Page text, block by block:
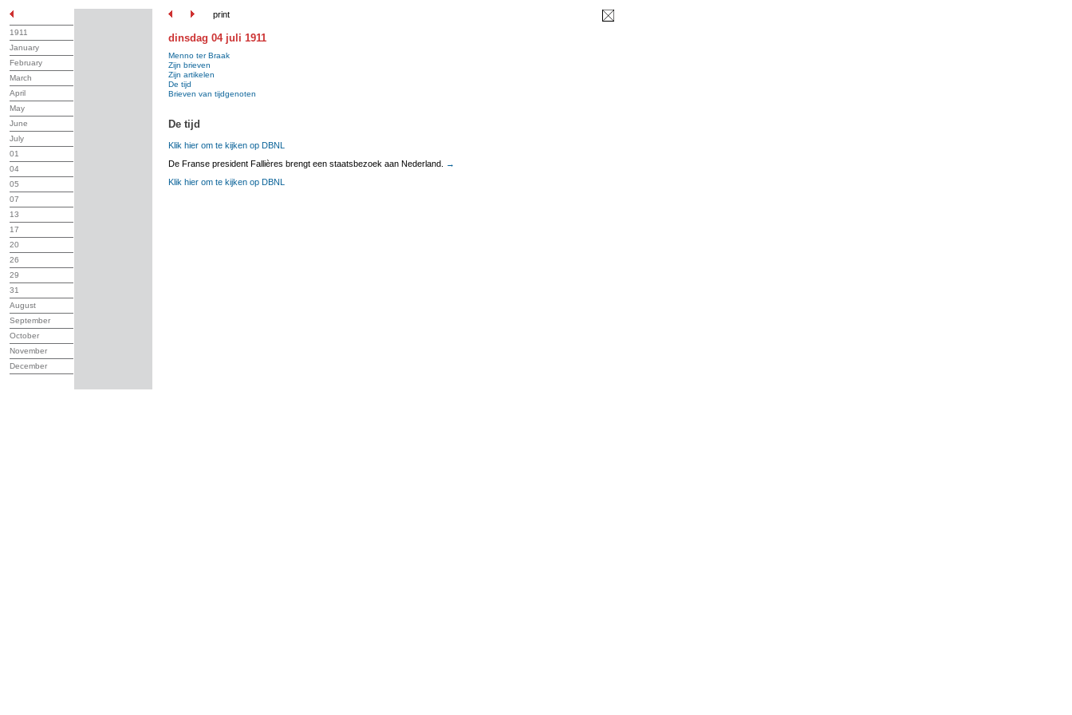
print
1911
January
February
March
April
May
June
July
01
04
05
07
13
17
20
26
29
31
August
September
October
November
December
dinsdag 04 juli 1911
Menno ter Braak
Zijn brieven
Zijn artikelen
De tijd
Brieven van tijdgenoten
De tijd
Klik hier om te kijken op DBNL
De Franse president Fallières brengt een staatsbezoek aan Nederland.
→
Klik hier om te kijken op DBNL